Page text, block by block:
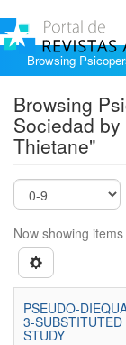
Browsing
Browsing
Sociedad
Thietane"
Now showing
PSEUDO-
3-
STUDY